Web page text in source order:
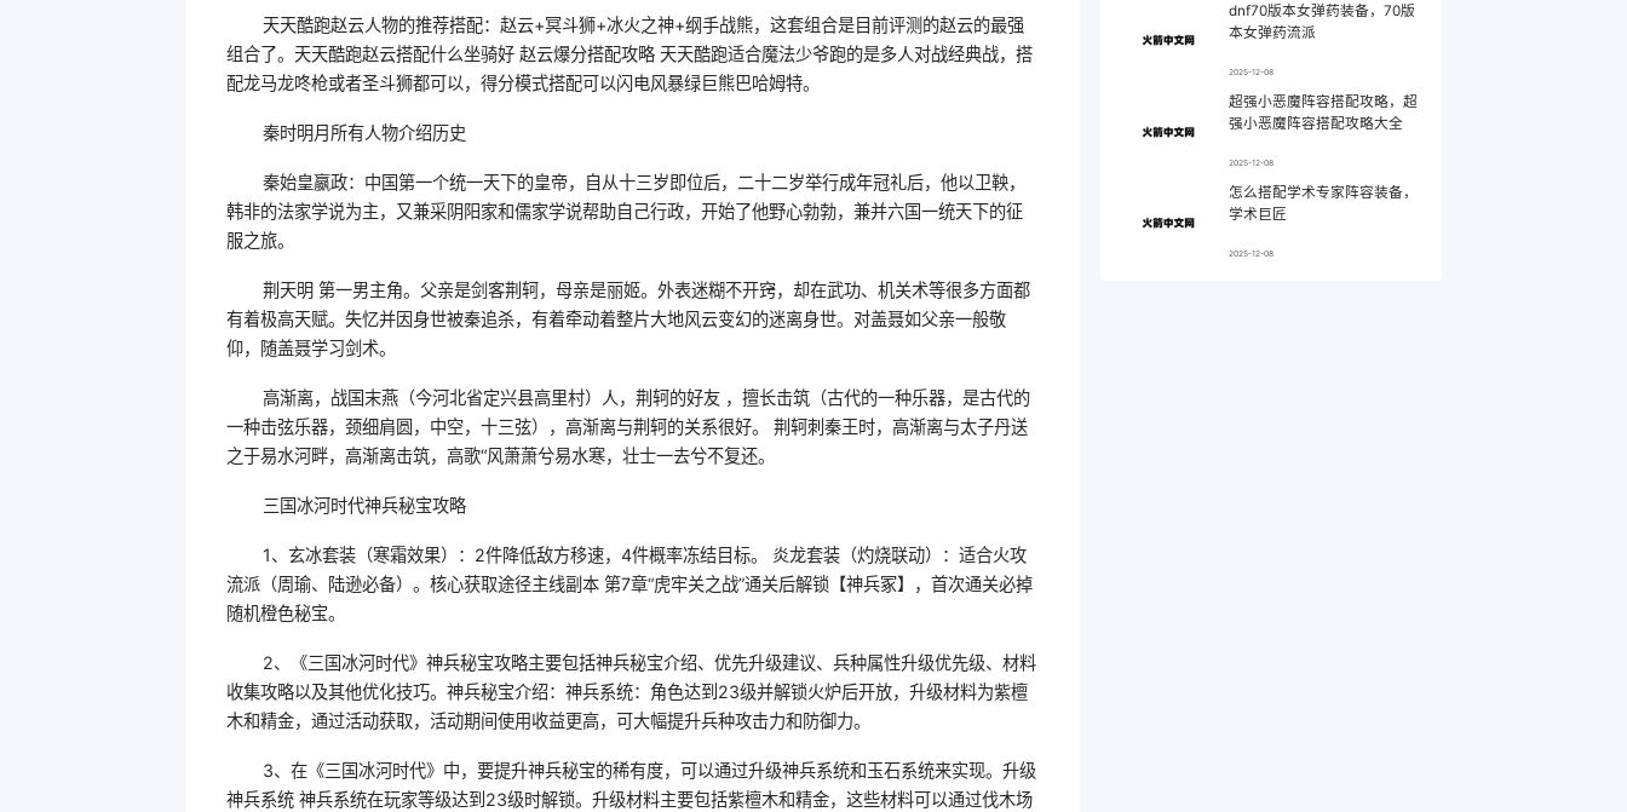
天天酷跑赵云人物的推荐搭配：赵云+冥斗狮+冰火之神+纲手战熊，这套组合是目前评测的赵云的最强
组合了。天天酷跑赵云搭配什么坐骑好 赵云爆分搭配攻略 天天酷跑适合魔法少爷跑的是多人对战经典战，搭
配龙马龙咚枪或者圣斗狮都可以，得分模式搭配可以闪电风暴绿巨熊巴哈姆特。
秦时明月所有人物介绍历史
秦始皇嬴政：中国第一个统一天下的皇帝，自从十三岁即位后，二十二岁举行成年冠礼后，他以卫鞅，
韩非的法家学说为主，又兼采阴阳家和儒家学说帮助自己行政，开始了他野心勃勃，兼并六国一统天下的征
服之旅。
荆天明 第一男主角。父亲是剑客荆轲，母亲是丽姬。外表迷糊不开窍，却在武功、机关术等很多方面都
有着极高天赋。失忆并因身世被秦追杀，有着牵动着整片大地风云变幻的迷离身世。对盖聂如父亲一般敬
仰，随盖聂学习剑术。
高渐离，战国末燕（今河北省定兴县高里村）人，荆轲的好友 ，擅长击筑（古代的一种乐器，是古代的
一种击弦乐器，颈细肩圆，中空，十三弦），高渐离与荆轲的关系很好。 荆轲刺秦王时，高渐离与太子丹送
之于易水河畔，高渐离击筑，高歌“风萧萧兮易水寒，壮士一去兮不复还。
三国冰河时代神兵秘宝攻略
1、玄冰套装（寒霜效果）：2件降低敌方移速，4件概率冻结目标。 炎龙套装（灼烧联动）：适合火攻
流派（周瑜、陆逊必备）。核心获取途径主线副本 第7章“虎牢关之战”通关后解锁【神兵冢】，首次通关必掉
随机橙色秘宝。
2、《三国冰河时代》神兵秘宝攻略主要包括神兵秘宝介绍、优先升级建议、兵种属性升级优先级、材料
收集攻略以及其他优化技巧。神兵秘宝介绍：神兵系统：角色达到23级并解锁火炉后开放，升级材料为紫檀
木和精金，通过活动获取，活动期间使用收益更高，可大幅提升兵种攻击力和防御力。
3、在《三国冰河时代》中，要提升神兵秘宝的稀有度，可以通过升级神兵系统和玉石系统来实现。升级
神兵系统 神兵系统在玩家等级达到23级时解锁。升级材料主要包括紫檀木和精金，这些材料可以通过伐木场
dnf70版本女弹药装备，70版
本女弹药流派
2025-12-08
超强小恶魔阵容搭配攻略，超
强小恶魔阵容搭配攻略大全
2025-12-08
怎么搭配学术专家阵容装备，
学术巨匠
2025-12-08